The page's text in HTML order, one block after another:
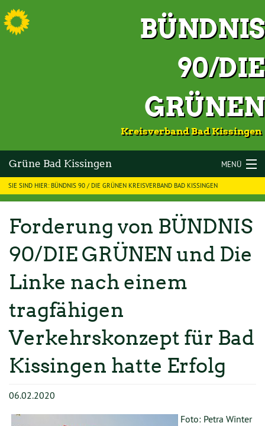
S
BÜNDNIS
90/DIE
GRÜNEN
Kreisverband Bad Kissingen
Grüne Bad Kissingen MENÜ
LANDKREIS BAD KISSINGEN
VOR ORT
GESCHICHTE
SIE SIND HIER: BÜNDNIS 90 / DIE GRÜNEN KREISVERBAND BAD KISSINGEN
Forderung von BÜNDNIS
90/DIE GRÜNEN und Die
Linke nach einem
tragfähigen
Verkehrskonzept für Bad
Kissingen hatte Erfolg
06.02.2020
Foto: Petra Winter